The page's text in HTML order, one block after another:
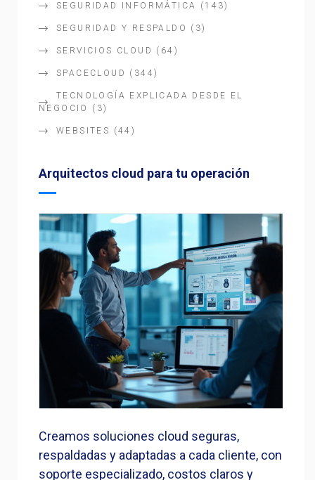
SEGURIDAD INFORMÁTICA (143)
SEGURIDAD Y RESPALDO (3)
SERVICIOS CLOUD (64)
SPACECLOUD (344)
TECNOLOGÍA EXPLICADA DESDE EL
NEGOCIO
(3)
WEBSITES (44)
Arquitectos cloud para tu operación
Creamos soluciones cloud seguras,
respaldadas y adaptadas a cada cliente, con
soporte especializado, costos claros y